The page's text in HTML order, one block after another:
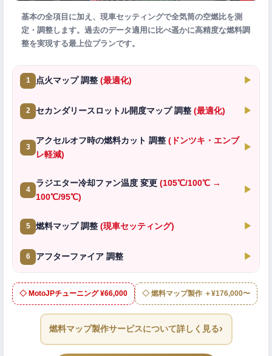
基本の全項目に加え、現車セッティングで全気筒の空燃比を測
定・調整します。過去のデータ適用に比べ遥かに高精度な燃料調
整を実現する最上位プランです。
1 点火マップ 調整 (最適化) ▶
2 セカンダリースロットル開度マップ 調整 (最適化) ▶
3
アクセルオフ時の燃料カット 調整 (ドンツキ・エンブ
レ軽減)
▶
4
ラジエター冷却ファン温度 変更 (105℃/100℃ →
100℃/95℃)
▶
5 燃料マップ 調整 (現車セッティング) ▶
6 アフターファイア 調整 ▶
◇ MotoJPチューニング ¥66,000 ◇ 燃料マップ製作 ＋¥176,000〜
燃料マップ製作サービスについて詳しく見る›